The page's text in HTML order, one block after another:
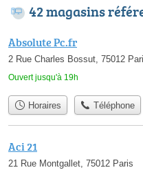
42 magasins
Absolute Pc.fr
2 Rue Charles Bossut, 75012
Ouvert jusqu'à 19h
Horaires Téléphone
Aci 21
21 Rue Montgallet, 75012 Paris